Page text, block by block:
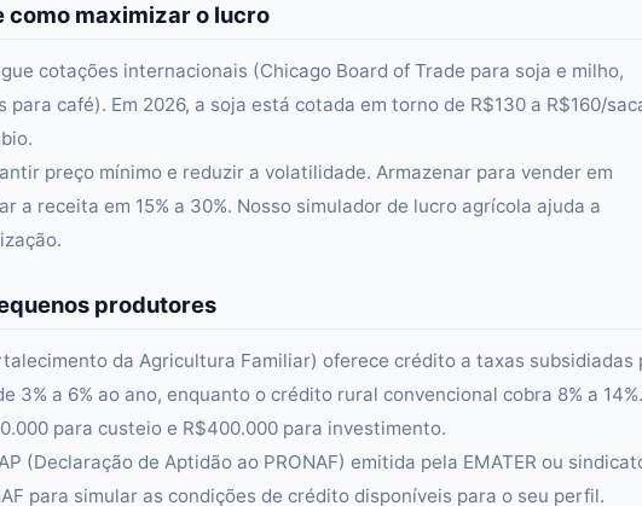
como maximizar o lucro
cotações internacionais (Chicago Board of Trade para soja e milho,
café). Em 2026, a soja está cotada em torno de R$130 a R$160/
preço mínimo e reduzir a volatilidade. Armazenar para vender em
a receita em 15% a 30%. Nosso simulador de lucro agrícola ajuda a
produtores
da Agricultura Familiar) oferece crédito a taxas subsidiadas
a 6% ao ano, enquanto o crédito rural convencional cobra 8% a
para custeio e R$400.000 para investimento.
(Declaração de Aptidão ao PRONAF) emitida pela EMATER ou
para simular as condições de crédito disponíveis para o seu perfil.